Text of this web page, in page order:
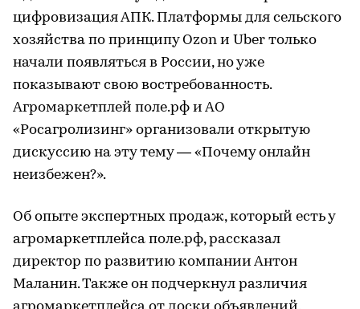
цифровизация АПК. Платформы для сельского
хозяйства по принципу Оzon и Uber только
начали появляться в России, но уже
показывают свою востребованность.
Агромаркетплей поле.рф и АО
«Росагролизинг» организовали открытую
дискуссию на эту тему — «Почему онлайн
неизбежен?».
Об опыте экспертных продаж, который есть у
агромаркетплейса поле.рф, рассказал
директор по развитию компании Антон
Маланин. Также он подчеркнул различия